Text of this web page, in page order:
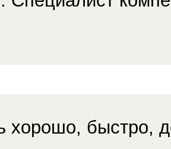
хорошо, быстро,